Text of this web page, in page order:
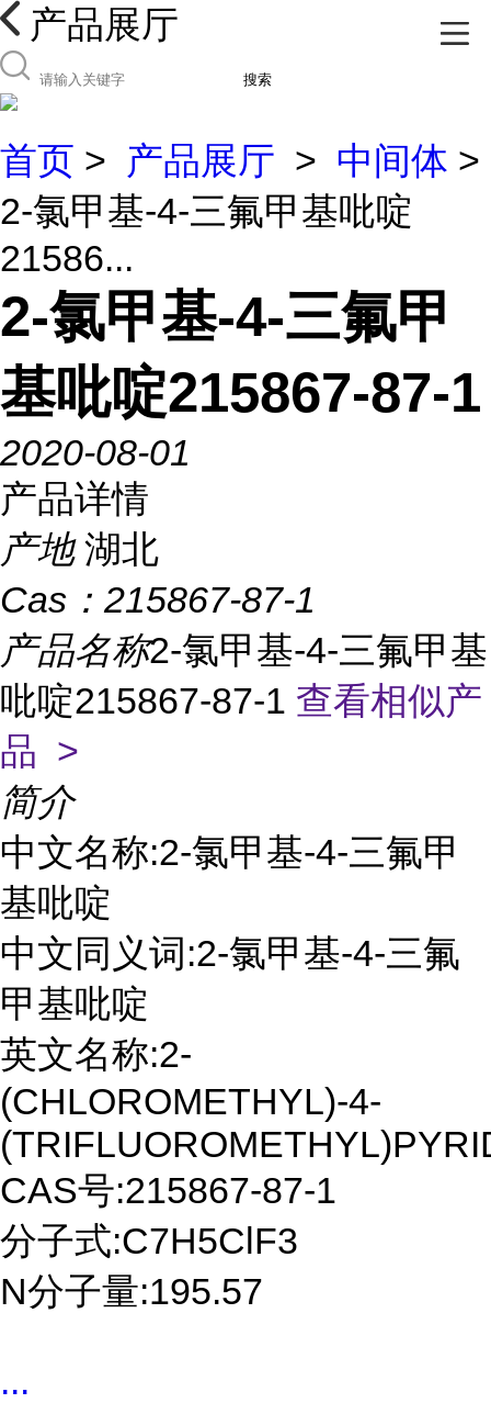
产品展厅
搜索
首页 > 产品展厅 > 中间体 >
2-氯甲基-4-三氟甲基吡啶
21586...
2-氯甲基-4-三氟甲
基吡啶215867-87-1
2020-08-01
产品详情
产地 湖北
Cas： 215867-87-1
产品名称2-氯甲基-4-三氟甲基
吡啶215867-87-1 查看相似产
品 >
简介
中文名称:2-氯甲基-4-三氟甲
基吡啶
中文同义词:2-氯甲基-4-三氟
甲基吡啶
英文名称:2-
(CHLOROMETHYL)-4-
CAS号:215867-87-1
分子式:C7H5ClF3
N分子量:195.57
...